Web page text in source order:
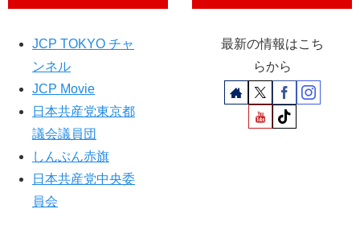
求
る
JCP TOKYO チャ
ンネル
JCP Movie
日本共産党東京都
議会議員団
しんぶん赤旗
日本共産党中央委
員会
最新の情報はこち
らから